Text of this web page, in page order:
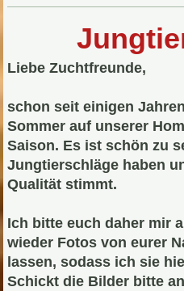
Liebe Zuchtfreunde,
schon seit einigen
Sommer auf unserer
Saison. Es ist schön zu
Jungtierschläge haben
Qualität stimmt.
Ich bitte euch daher mir
wieder Fotos von eurer
lassen, sodass ich sie
Schickt die Bilder bitte